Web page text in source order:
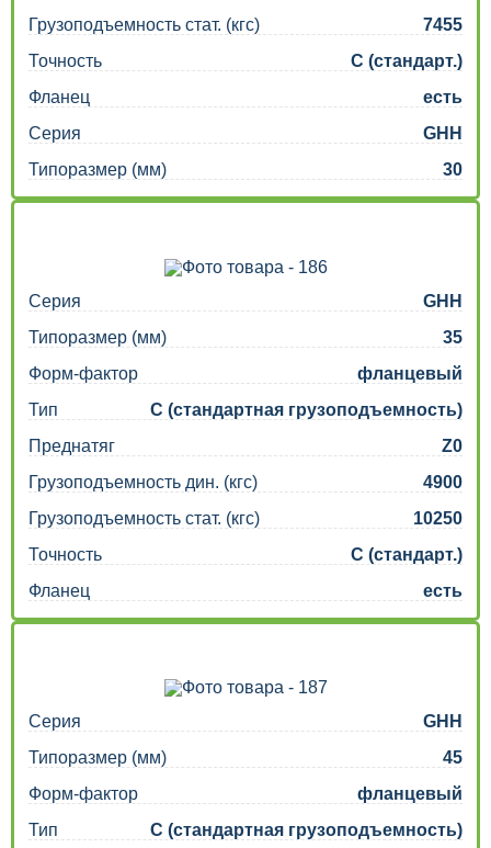
Грузоподъемность стат. (кгс)
7455
Точность
C (стандарт.)
Фланец
есть
Серия
GHH
Типоразмер (мм)
30
Серия
GHH
Типоразмер (мм)
35
Форм-фактор
фланцевый
Тип
C (стандартная грузоподъемность)
Преднатяг
Z0
Грузоподъемность дин. (кгс)
4900
Грузоподъемность стат. (кгс)
10250
Точность
C (стандарт.)
Фланец
есть
Серия
GHH
Типоразмер (мм)
45
Форм-фактор
фланцевый
Тип
C (стандартная грузоподъемность)